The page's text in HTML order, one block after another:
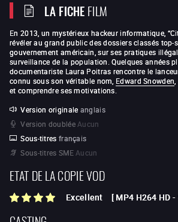
LA FICHEFILM
En 2013, un mystérieux hackeur informatique,
révéler au grand public des dossiers classés top-
gouvernement américain, sur ses pratiques
surveillance de la population. Quelques années
documentariste Laura Poitras rencontre le
connu sous son véritable nom, Edward Snowden
et comprendre ses motivations.
Version originale anglais
Version doublée Aucun
Sous-titres français
Sous-titres SME Aucun
ETAT DE LA COPIE VOD
Excellent [ MP4 H264 HD -